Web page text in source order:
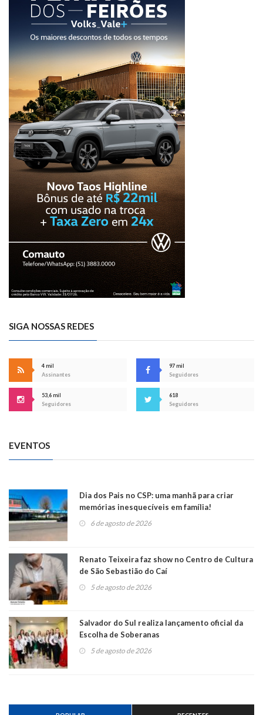
SIGA NOSSAS REDES
4 mil
Assinantes
97 mil
Seguidores
53,6 mil
Seguidores
618
Seguidores
EVENTOS
Dia dos Pais no CSP: uma manhã para criar
memórias inesquecíveis em família!
6 de agosto de 2026
Renato Teixeira faz show no Centro de Cultura
de São Sebastião do Caí
5 de agosto de 2026
Salvador do Sul realiza lançamento oficial da
Escolha de Soberanas
5 de agosto de 2026